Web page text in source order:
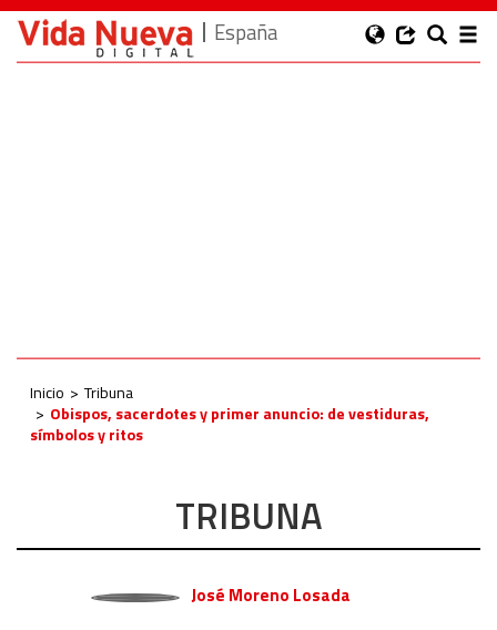
España
Inicio
Tribuna
Obispos, sacerdotes y primer anuncio: de vestiduras,
símbolos y ritos
TRIBUNA
José Moreno Losada